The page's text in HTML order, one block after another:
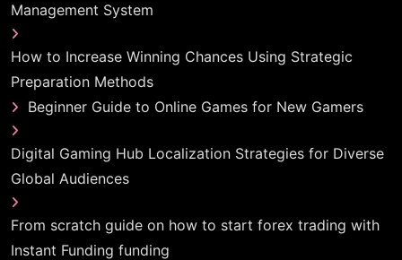
Management System
How to Increase Winning Chances Using Strategic
Preparation Methods
Beginner Guide to Online Games for New Gamers
Digital Gaming Hub Localization Strategies for Diverse
Global Audiences
From scratch guide on how to start forex trading with
Instant Funding funding